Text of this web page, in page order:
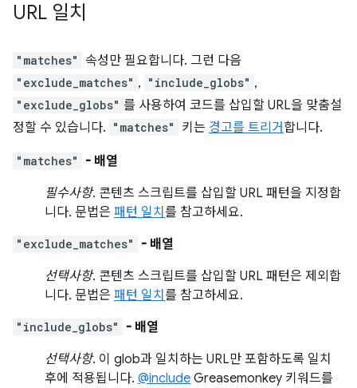
URL 일치
"matches" 속성만 필요합니다. 그런 다음
"exclude_matches" , "include_globs" ,
"exclude_globs" 를 사용하여 코드를 삽입할 URL을 맞춤설
정할 수 있습니다. "matches" 키는 경고를 트리거 합니다.
"matches"
- 배열
필수사항. 콘텐츠 스크립트를 삽입할 URL 패턴을 지정합
니다. 문법은 패턴 일치 를 참고하세요.
"exclude_matches"
- 배열
선택사항. 콘텐츠 스크립트를 삽입할 URL 패턴은 제외합
니다. 문법은 패턴 일치 를 참고하세요.
"include_globs"
- 배열
선택사항. 이 glob과 일치하는 URL만 포함하도록 일치
후에 적용됩니다. @include Greasemonkey 키워드를